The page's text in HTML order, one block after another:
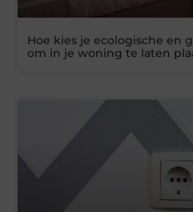
Hoe kies je ecologische en
om in je woning te laten